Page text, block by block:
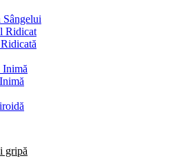
Ridicat
Inimă
gripă